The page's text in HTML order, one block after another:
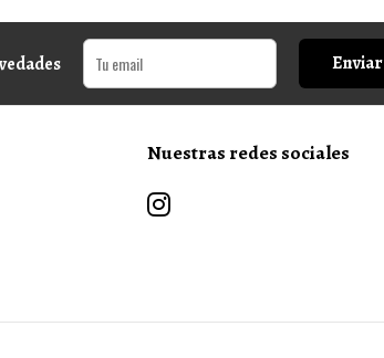
Enviar
Nuestras redes sociales